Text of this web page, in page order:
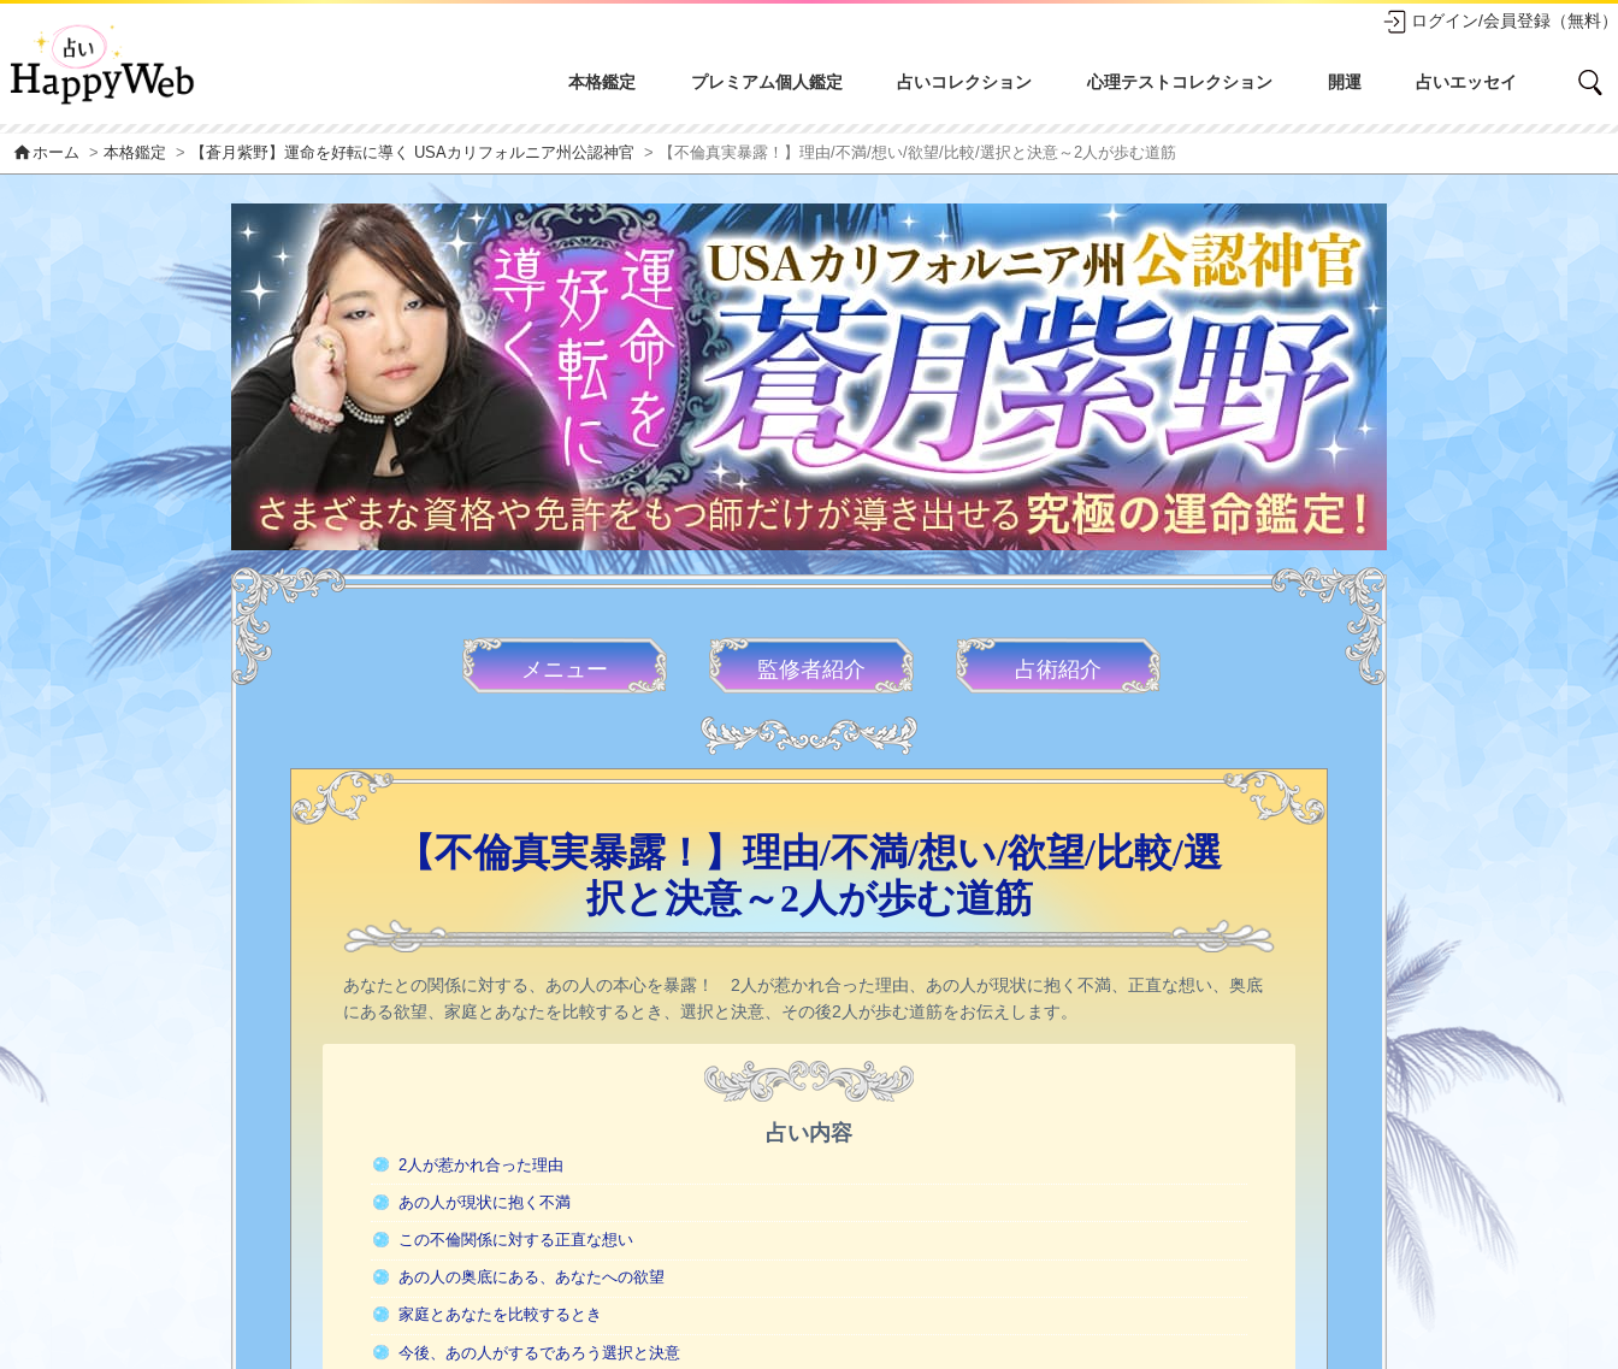
ログイン/会員登録（無料）
本格鑑定 プレミアム個人鑑定 占いコレクション 心理テストコレクション 開運 占いエッセイ
homeホーム > 本格鑑定 > 【蒼月紫野】運命を好転に導く USAカリフォルニア州公認神官 > 【不倫真実暴露！】理由/不満/想い/欲望/比較/選択と決意～2人が歩む道筋
メニュー 監修者紹介 占術紹介
【不倫真実暴露！】理由/不満/想い/欲望/比較/選
択と決意～2人が歩む道筋
あなたとの関係に対する、あの人の本心を暴露！ 2人が惹かれ合った理由、あの人が現状に抱く不満、正直な想い、奥底
にある欲望、家庭とあなたを比較するとき、選択と決意、その後2人が歩む道筋をお伝えします。
占い内容
2人が惹かれ合った理由
あの人が現状に抱く不満
この不倫関係に対する正直な想い
あの人の奥底にある、あなたへの欲望
家庭とあなたを比較するとき
今後、あの人がするであろう選択と決意